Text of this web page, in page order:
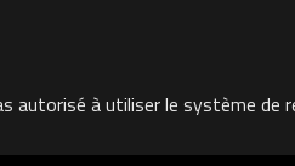
autorisé à utiliser le système de